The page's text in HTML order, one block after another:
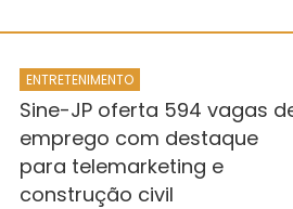
ENTRETENIMENTO
Sine-JP oferta 594 vagas
emprego com destaque
para telemarketing e
construção civil